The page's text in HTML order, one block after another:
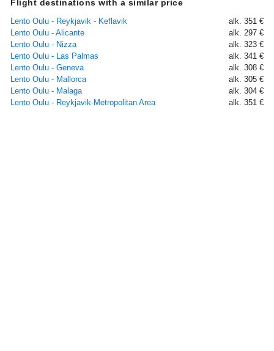
Flight destinations with a similar price
Lento Oulu - Reykjavik - Keflavik
alk. 351 €
Lento Oulu - Alicante
alk. 297 €
Lento Oulu - Nizza
alk. 323 €
Lento Oulu - Las Palmas
alk. 341 €
Lento Oulu - Geneva
alk. 308 €
Lento Oulu - Mallorca
alk. 305 €
Lento Oulu - Malaga
alk. 304 €
Lento Oulu - Reykjavik-Metropolitan Area
alk. 351 €